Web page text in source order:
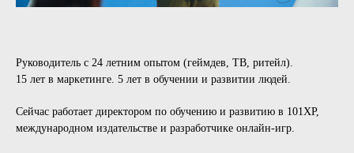
Руководитель с 24 летним опытом (геймдев, ТВ, ритейл).
15 лет в маркетинге. 5 лет в обучении и развитии людей.
Сейчас работает директором по обучению и развитию в 101XP,
международном издательстве и разработчике онлайн-игр.